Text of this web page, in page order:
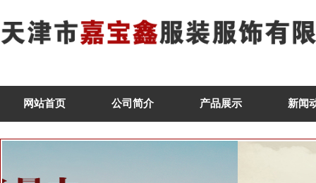
网站首页 公司简介 产品展示 新闻